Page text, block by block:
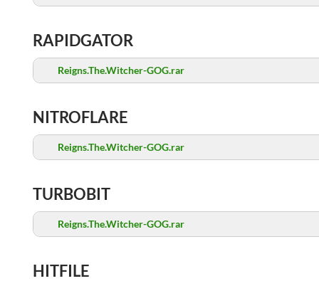
RAPIDGATOR
Reigns.The.Witcher-GOG.rar
NITROFLARE
Reigns.The.Witcher-GOG.rar
TURBOBIT
Reigns.The.Witcher-GOG.rar
HITFILE